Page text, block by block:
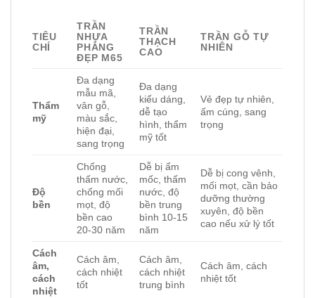
TIÊU
CHÍ
TRẦN
NHỰA
PHẲNG
ĐẸP M65
TRẦN
THẠCH
CAO
TRẦN GỖ TỰ
NHIÊN
Thẩm
mỹ
Đa dạng
mẫu mã,
vân gỗ,
màu sắc,
hiện đại,
sang trọng
Đa dạng
kiểu dáng,
dễ tạo
hình, thẩm
mỹ tốt
Vẻ đẹp tự nhiên,
ấm cúng, sang
trọng
Độ
bền
Chống
thấm nước,
chống mối
mọt, độ
bền cao
20-30 năm
Dễ bị ẩm
mốc, thấm
nước, độ
bền trung
bình 10-15
năm
Dễ bị cong vênh,
mối mọt, cần bảo
dưỡng thường
xuyên, độ bền
cao nếu xử lý tốt
Cách
âm,
cách
nhiệt
Cách âm,
cách nhiệt
tốt
Cách âm,
cách nhiệt
trung bình
Cách âm, cách
nhiệt tốt